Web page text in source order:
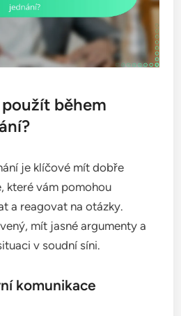
během
je klíčové mít dobře
které vám pomohou
a reagovat na otázky.
mít jasné argumenty a
v soudní síni.
komunikace